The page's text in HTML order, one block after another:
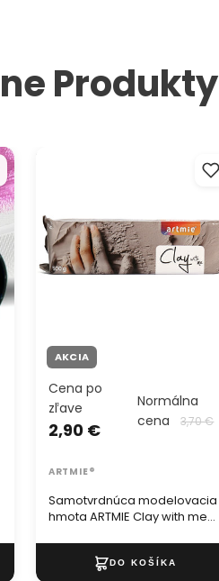
Produkty
hmota ARTMIE Clay with me
AKCIA
Samotvrdnúca modelovacia
hmota ARTMIE Clay with me
Cena po
zľave
2,90 €
Normálna
cena
3,70 €
ARTMIE®